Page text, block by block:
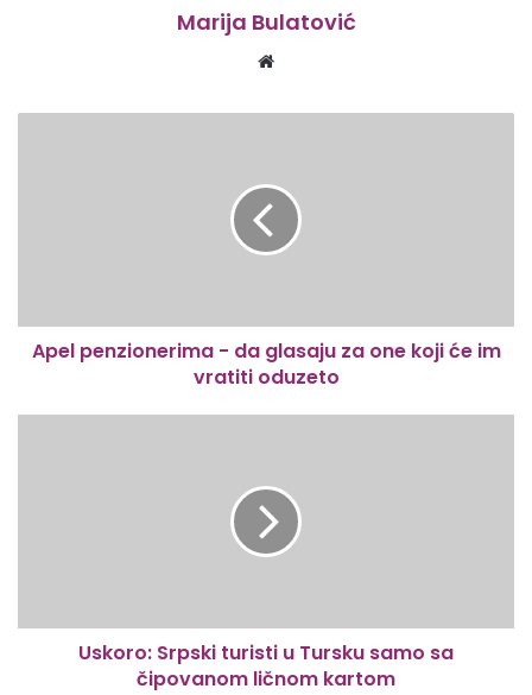
Marija Bulatović
Website
Apel penzionerima - da glasaju za one koji će im
vratiti oduzeto
Uskoro: Srpski turisti u Tursku samo sa
čipovanom ličnom kartom